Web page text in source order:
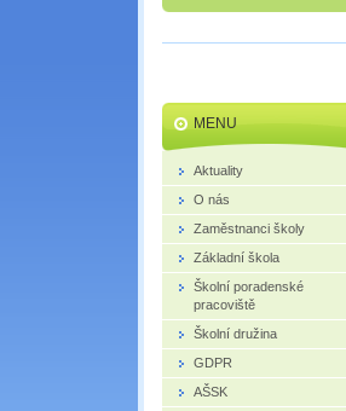
MENU
Aktuality
O nás
Zaměstnanci školy
Základní škola
Školní poradenské
pracoviště
Školní družina
GDPR
AŠSK